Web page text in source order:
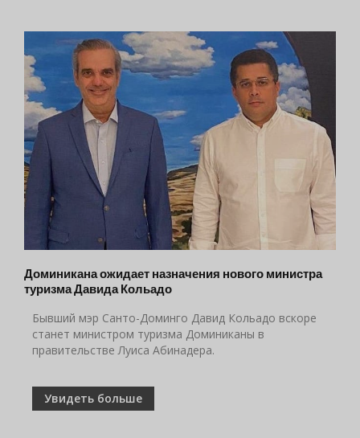
Доминикана ожидает назначения нового министра
туризма Давида Кольадо
Бывший мэр Санто-Доминго Давид Кольадо вскоре
станет министром туризма Доминиканы в
правительстве Луиса Абинадера.
Увидеть больше